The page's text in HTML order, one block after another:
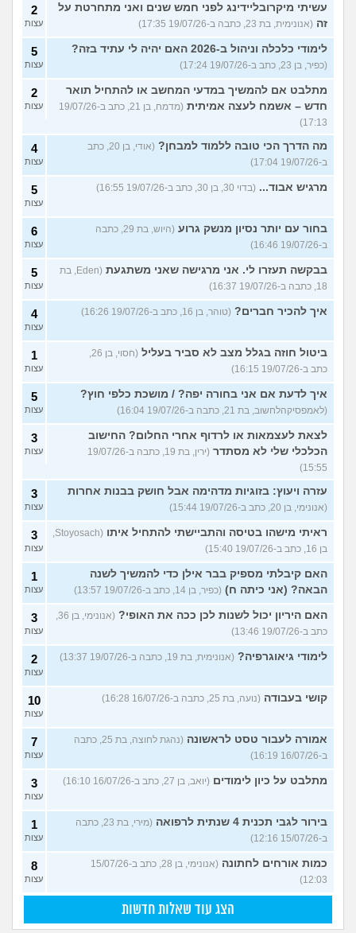
עשיתי מיקרובליידינג לפני חמש שנים ואני מתחרטת על
זה (אנונימית, בת 23, כתבה ב-19/07/26 17:35)
2
עצות
לימודי כלכלה וניהול ב-2026 האם יהיה לי עתיד בזה?
(כפיר, בן 23, כתב ב-19/07/26 17:24)
5
עצות
מתלבט אם להמשיך במדעי המחשב או להתחיל תואר
חדש – אשמח לעצה אמיתית
(מדמח, בן 21, כתב ב-19/07/26
17:13)
2
עצות
מה הדרך הכי טובה ללמוד למבחן?
(אודי, בן 20, כתב
ב-19/07/26 17:04)
4
עצות
מרגיש אבוד... (בדוי 30, בן 30, כתב ב-19/07/26 16:55) 5
עצות
בחור עם יותר נסיון מנשק גרוע
(היוש, בת 29, כתבה
ב-19/07/26 16:46)
6
עצות
בבקשה תעזרו לי. אני מרגישה שאני משתגעת
(Eden, בת
18, כתבה ב-19/07/26 16:37)
5
עצות
איך להכיר חברים? (טוהר, בן 16, כתב ב-19/07/26 16:26) 4
עצות
ביטול חוזה בגלל מצב לא סביר בעליל
(חסוי, בן 26,
כתב ב-19/07/26 16:15)
1
עצות
איך לדעת אם אני בחורה יפה? / מושכת כלפי חוץ?
(לאמפסיקהלחשוב, בת 21, כתבה ב-19/07/26 16:04)
5
עצות
לצאת לעצמאות או לרדוף אחרי החלום? החישוב
הכלכלי שלי לא מסתדר
(ירין, בת 19, כתבה ב-19/07/26
15:55)
3
עצות
עזרה ויעוץ: בזוגיות מדהימה אבל חושק בבנות אחרות
(אנונימי, בן 20, כתב ב-19/07/26 15:44)
3
עצות
ראיתי מישהו בטיסה והתביישתי להתחיל איתו
(Stoyosach,
בן 16, כתב ב-19/07/26 15:40)
3
עצות
האם קיבלתי מספיק בבר אילן כדי להמשיך לשנה
הבאה? (אני כיתה ח) (כפיר, בן 14, כתב ב-19/07/26 13:57)
1
עצות
האם היריון יכול לשנות לכן ככה את האופי?
(אנונימי, בן 36,
כתב ב-19/07/26 13:46)
3
עצות
לימודי גיאוגרפיה? (אנונימית, בת 19, כתבה ב-19/07/26 13:37) 2
עצות
קושי בעבודה (נועה, בת 25, כתבה ב-16/07/26 16:28) 10
עצות
אמורה לעבור טסט לראשונה
(נהגת לחוצה, בת 25, כתבה
ב-16/07/26 16:19)
7
עצות
מתלבט על כיון לימודים (יואב, בן 27, כתב ב-16/07/26 16:10) 3
עצות
בירור לגבי תכנית 4 שנתית לרפואה
(מירי, בת 23, כתבה
ב-15/07/26 12:16)
1
עצות
כמות אורחים לחתונה
(אנונימי, בן 28, כתב ב-15/07/26
12:03)
8
עצות
הצג עוד שאלות חדשות